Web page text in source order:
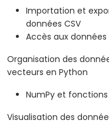
Importation et
données CSV
Accès aux
Organisation des
vecteurs en Python
NumPy et
Visualisation des